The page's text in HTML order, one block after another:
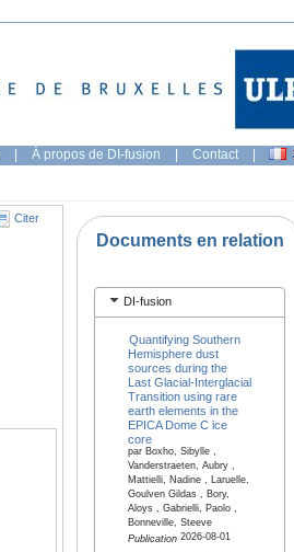
| À propos de DI-fusion | Contact |
Citer
Documents en relation
DI-fusion
Quantifying Southern
Hemisphere dust
sources during the
Last Glacial-Interglacial
Transition using rare
earth elements in the
EPICA Dome C ice
core
par Boxho, Sibylle ,
Vanderstraeten, Aubry ,
Mattielli, Nadine , Laruelle,
Goulven Gildas , Bory,
Aloys , Gabrielli, Paolo ,
Bonneville, Steeve
Publication2026-08-01